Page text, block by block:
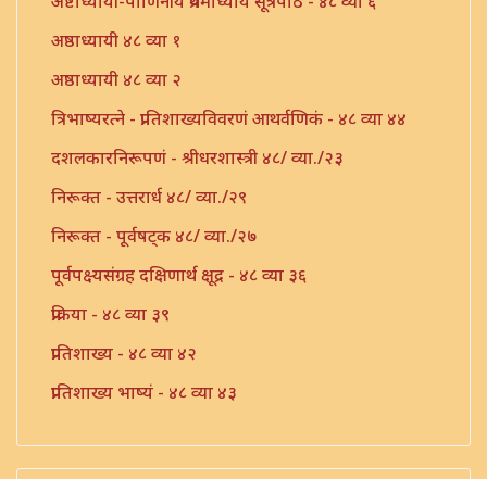
अष्ठाध्यायी ४८ व्या १
अष्ठाध्यायी ४८ व्या २
त्रिभाष्यरत्ने - प्रातिशाख्यविवरणं आथर्वणिकं - ४८ व्या ४४
दशलकारनिरूपणं - श्रीधरशास्त्री ४८/ व्या./२३
निरूक्त - उत्तरार्ध ४८/ व्या./२९
निरूक्त - पूर्वषट्क ४८/ व्या./२७
पूर्वपक्ष्यसंग्रह दक्षिणार्थ क्षूद्र - ४८ व्या ३६
प्रक्रिया - ४८ व्या ३९
प्रातिशाख्य - ४८ व्या ४२
प्रातिशाख्य भाष्यं - ४८ व्या ४३
प्रौढमनोरमा ४८ व्या ४६